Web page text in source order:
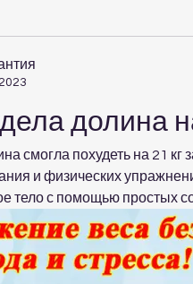
долина
смогла похудеть на 21
и физических
тело с помощью простых